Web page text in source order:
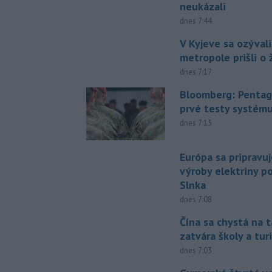
neukázali
dnes 7:44
V Kyjeve sa
metropole prišli o
dnes 7:17
Bloomberg:
prvé testy
dnes 7:15
Európa sa
výroby elektriny
Slnka
dnes 7:08
Čína sa chystá na
zatvára školy a
dnes 7:03